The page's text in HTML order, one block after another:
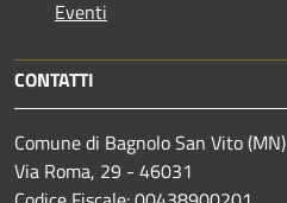
Eventi
CONTATTI
Comune di Bagnolo San Vito (MN)
Via Roma, 29 - 46031